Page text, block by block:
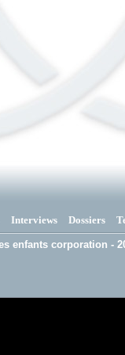
Interviews Dossiers
enfants corporation -